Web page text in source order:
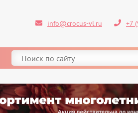
info@crocus-vl.ru +7